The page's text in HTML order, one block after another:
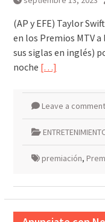
(AP y EFE) Taylor
en los Premios MTV a
sus siglas en inglés)
noche […]
Leave a comment
premiación,